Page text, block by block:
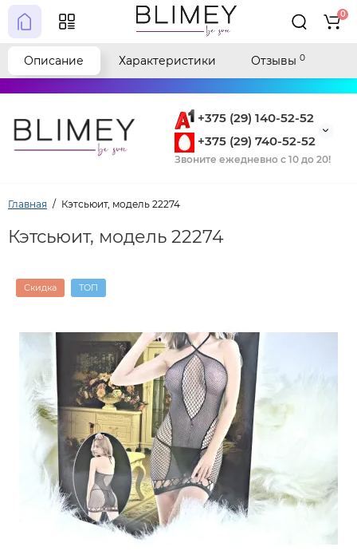
+375 (29) 140-52-52
+375 (29) 740-52-52
Звоните ежедневно с 10 до 20!
0
Главная Кэтсьюит, модель 22274
Кэтсьюит, модель 22274
Скидка ТОП
Описание Характеристики Отзывы 0